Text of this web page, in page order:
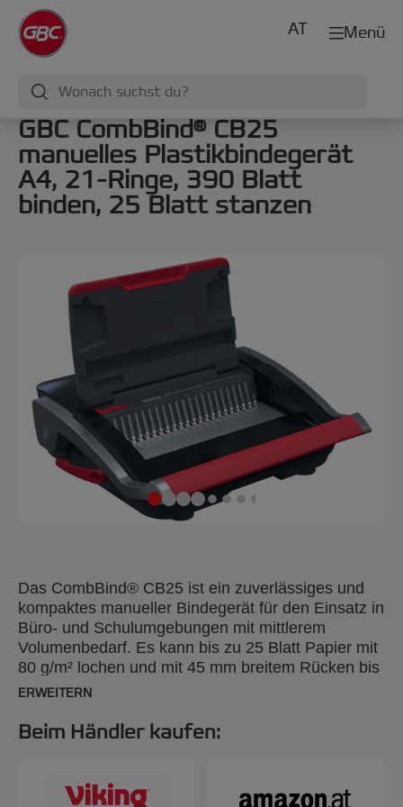
Menü
AT
GBC CombBind® CB25
manuelles Plastikbindegerät
A4, 21-Ringe, 390 Blatt
binden, 25 Blatt stanzen
Das CombBind® CB25 ist ein zuverlässiges und
kompaktes manueller Bindegerät für den Einsatz in
Büro- und Schulumgebungen mit mittlerem
Volumenbedarf. Es kann bis zu 25 Blatt Papier mit
80 g/m² lochen und mit 45 mm breitem Rücken bis
zu 390 Blätter gleichzeitig effizient binden. Durch
jederzeit und überall verwendet und bei
Auffangschale für die einfache Entsorgung des
ERWEITERN
Beim Händler kaufen: